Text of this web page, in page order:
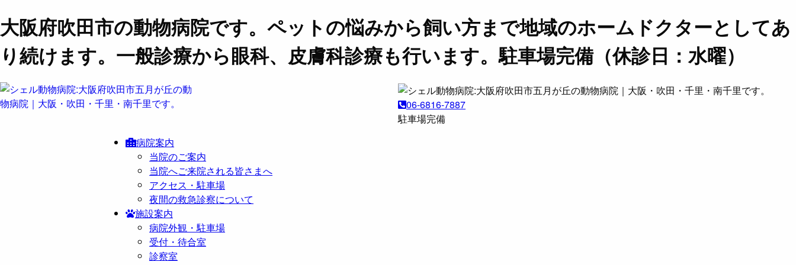
大阪府吹田市の動物病院です。ペットの悩みから飼い方まで地域のホームドクターとしてあ
り続けます。一般診療から眼科、皮膚科診療も行います。駐車場完備（休診日：水曜）
06-6816-7887
駐車場完備
病院案内
当院のご案内
当院へご来院される皆さまへ
アクセス・駐車場
夜間の救急診察について
施設案内
病院外観・駐車場
受付・待合室
診察室